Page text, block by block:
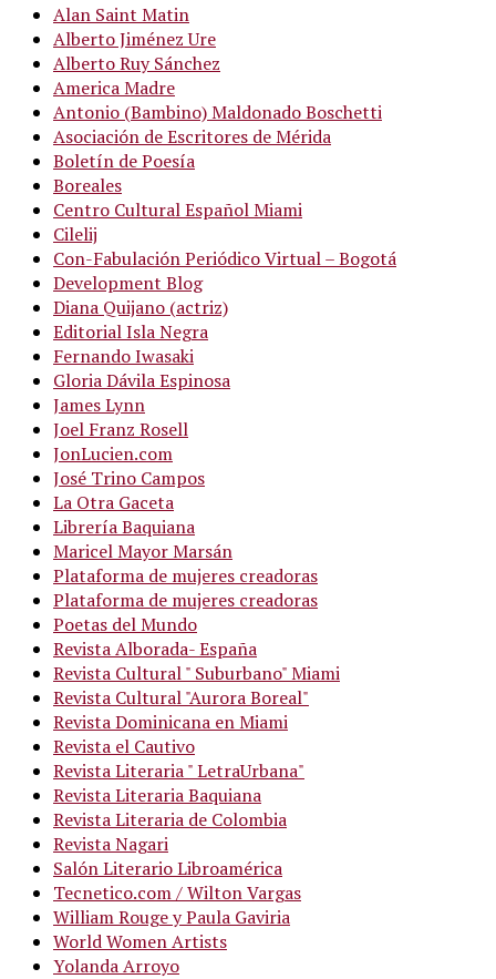
Alan Saint Matin
Alberto Jiménez Ure
Alberto Ruy Sánchez
America Madre
Antonio (Bambino) Maldonado Boschetti
Asociación de Escritores de Mérida
Boletín de Poesía
Boreales
Centro Cultural Español Miami
Cilelij
Con-Fabulación Periódico Virtual – Bogotá
Development Blog
Diana Quijano (actriz)
Editorial Isla Negra
Fernando Iwasaki
Gloria Dávila Espinosa
James Lynn
Joel Franz Rosell
JonLucien.com
José Trino Campos
La Otra Gaceta
Librería Baquiana
Maricel Mayor Marsán
Plataforma de mujeres creadoras
Plataforma de mujeres creadoras
Poetas del Mundo
Revista Alborada- España
Revista Cultural " Suburbano" Miami
Revista Cultural "Aurora Boreal"
Revista Dominicana en Miami
Revista el Cautivo
Revista Literaria " LetraUrbana"
Revista Literaria Baquiana
Revista Literaria de Colombia
Revista Nagari
Salón Literario Libroamérica
Tecnetico.com / Wilton Vargas
William Rouge y Paula Gaviria
World Women Artists
Yolanda Arroyo